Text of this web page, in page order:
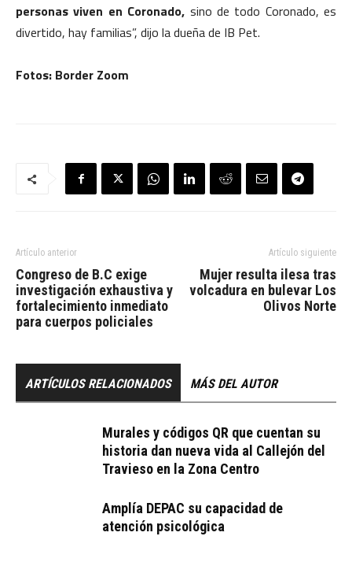
personas viven en Coronado, sino de todo Coronado, es
divertido, hay familias”, dijo la dueña de IB Pet.
Fotos: Border Zoom
Artículo anterior
Congreso de B.C exige
investigación exhaustiva y
fortalecimiento inmediato
para cuerpos policiales
Artículo siguiente
Mujer resulta ilesa tras
volcadura en bulevar Los
Olivos Norte
ARTÍCULOS RELACIONADOS MÁS DEL AUTOR
Murales y códigos QR que cuentan su
historia dan nueva vida al Callejón del
Travieso en la Zona Centro
Amplía DEPAC su capacidad de
atención psicológica